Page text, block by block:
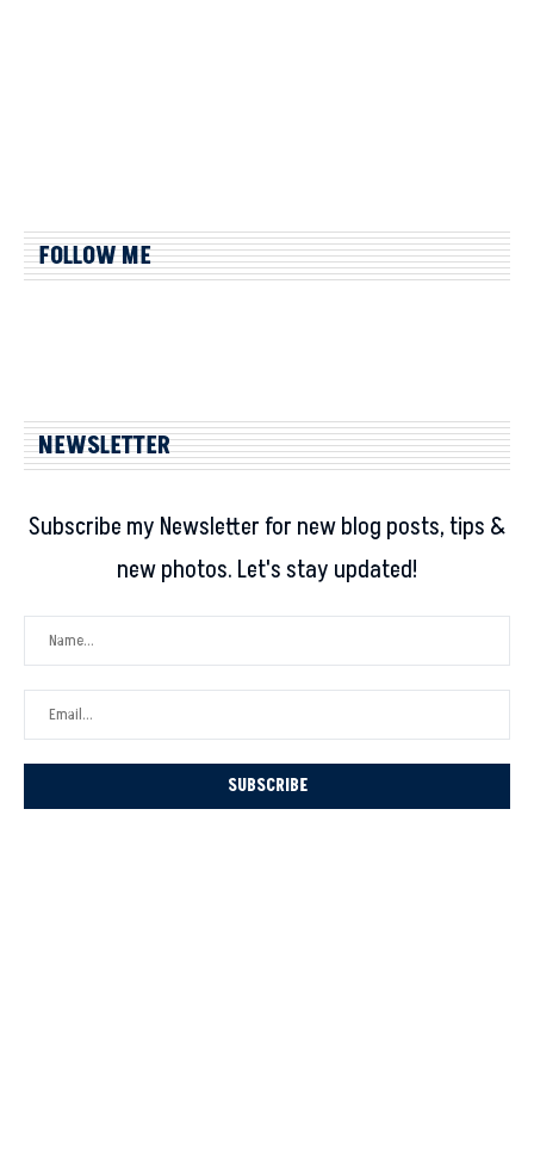
FOLLOW ME
NEWSLETTER
Subscribe my Newsletter for new blog posts, tips &
new photos. Let's stay updated!